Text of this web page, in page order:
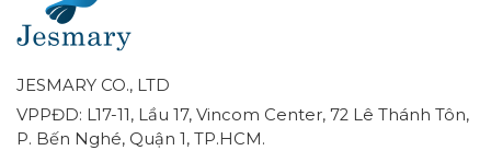
JESMARY CO., LTD
VPPĐD: L17-11, Lầu 17, Vincom Center, 72 Lê Thánh Tôn,
P. Bến Nghé, Quận 1, TP.HCM.